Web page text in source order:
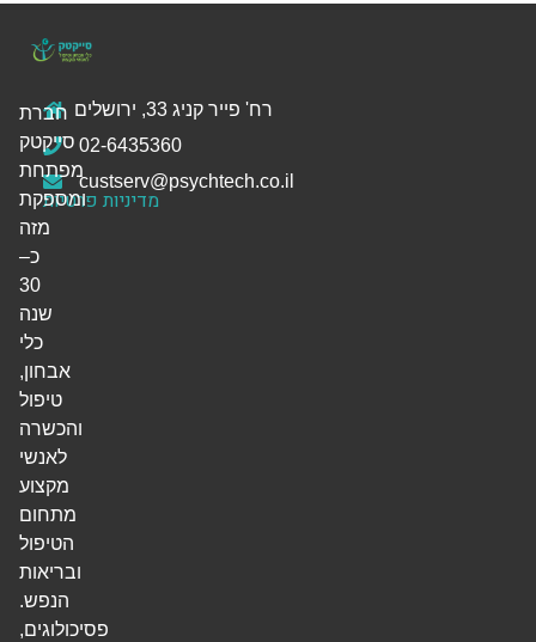
רח' פייר קניג 33, ירושלים
02-6435360
custserv@psychtech.co.il
מדיניות פרטיות
חברת
סייקטק
מפתחת
ומספקת
מזה
כ–
30
שנה
כלי
אבחון,
טיפול
והכשרה
לאנשי
מקצוע
מתחום
הטיפול
ובריאות
הנפש.
פסיכולוגים,